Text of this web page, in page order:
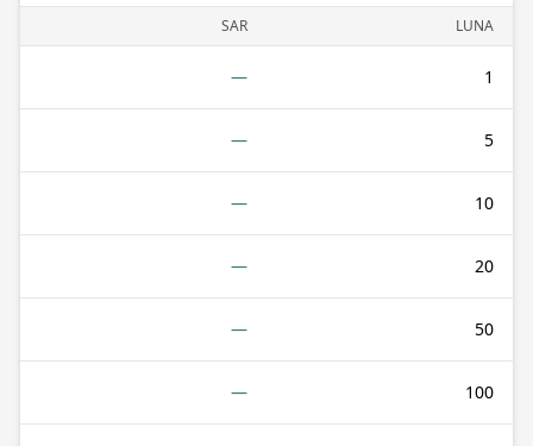
LUNA
SAR
1
—
5
—
10
—
20
—
50
—
100
—